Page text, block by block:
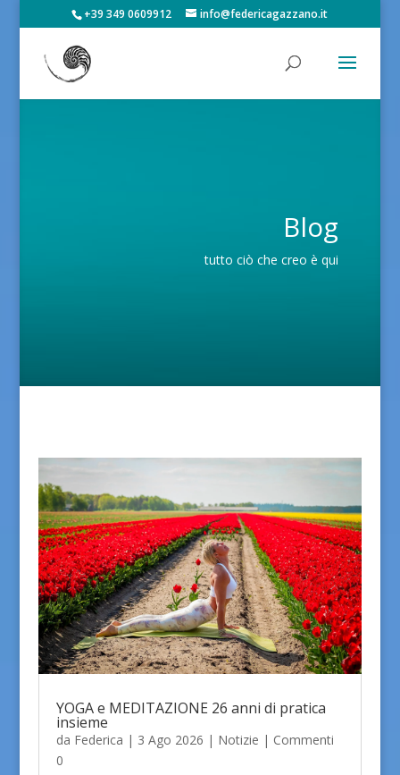
+39 349 0609912 info@federicagazzano.it
Blog
tutto ciò che creo è qui
YOGA e MEDITAZIONE 26 anni di pratica
insieme
da Federica | 3 Ago 2026 | Notizie | Commenti
0